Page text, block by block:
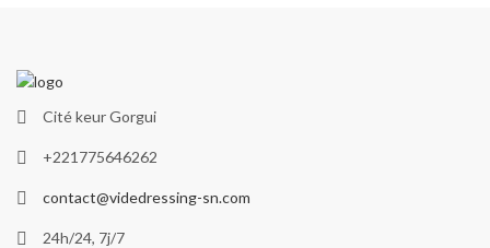
Cité keur Gorgui
+221775646262
contact@videdressing-sn.com
24h/24, 7j/7